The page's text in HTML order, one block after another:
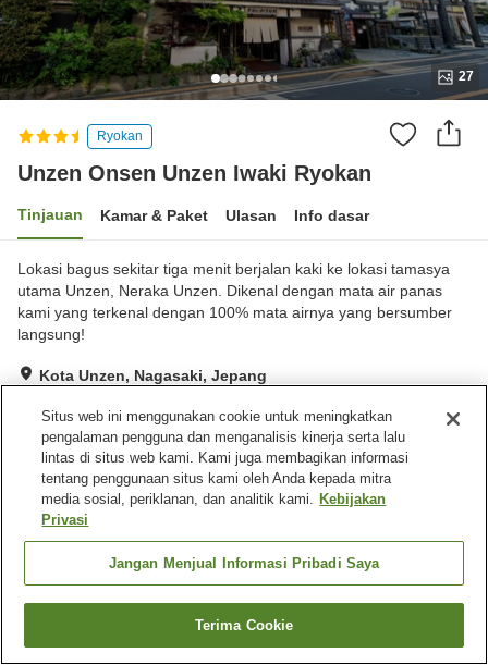
27
Ryokan
Unzen Onsen Unzen Iwaki Ryokan
Tinjauan Kamar & Paket Ulasan Info dasar
Lokasi bagus sekitar tiga menit berjalan kaki ke lokasi tamasya
utama Unzen, Neraka Unzen. Dikenal dengan mata air panas
kami yang terkenal dengan 100% mata airnya yang bersumber
langsung!
Kota Unzen, Nagasaki, Jepang
Sangat baik Ulasan: 183
Fasilitas properti
Tempat parkir
Beranda Jepang Nagasaki
Kota Unzen
Unzen Onsen Unzen Iwaki RyokanCari kamar
Situs web ini menggunakan cookie untuk meningkatkan
pengalaman pengguna dan menganalisis kinerja serta lalu
lintas di situs web kami. Kami juga membagikan informasi
tentang penggunaan situs kami oleh Anda kepada mitra
media sosial, periklanan, dan analitik kami. Kebijakan
Privasi
Jangan Menjual Informasi Pribadi Saya
Terima Cookie